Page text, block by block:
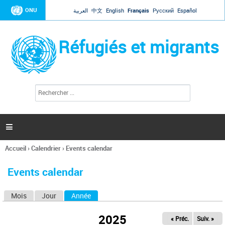
Jump to navigation
ONU العربية 中文 English Français Русский Español
Réfugiés et migrants
l
c
h
e

Vous
ici
Accueil›Calendrier› Events calendar
Events calendar
Mois Jour Année
2025 « Préc. Suiv. »